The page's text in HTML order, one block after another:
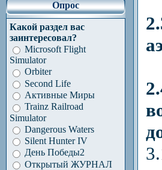
Опрос
Какой раздел вас
заинтересовал?
Microsoft Flight
Simulator
Orbiter
Second Life
Активные Миры
Trainz Railroad
Simulator
Dangerous Waters
Silent Hunter IV
День Победы2
Открытый ЖУРНАЛ